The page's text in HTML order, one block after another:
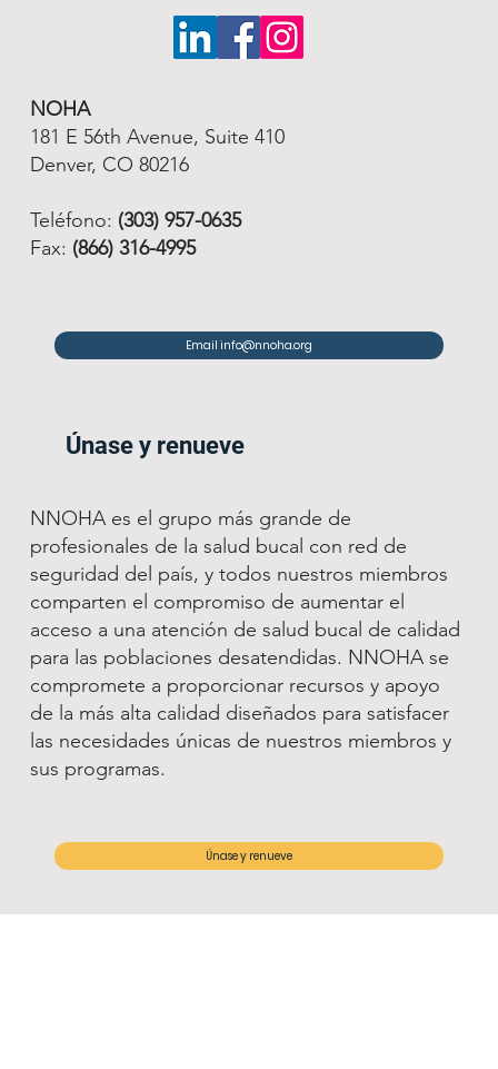
NOHA
181 E 56th Avenue, Suite 410
Denver, CO 80216
Teléfono: (303) 957-0635
Fax: (866) 316-4995
Email info@nnoha.org
Únase y renueve
NNOHA es el grupo más grande de
profesionales de la salud bucal con red de
seguridad del país, y todos nuestros miembros
comparten el compromiso de aumentar el
acceso a una atención de salud bucal de calidad
para las poblaciones desatendidas. NNOHA se
compromete a proporcionar recursos y apoyo
de la más alta calidad diseñados para satisfacer
las necesidades únicas de nuestros miembros y
sus programas.
Únase y renueve